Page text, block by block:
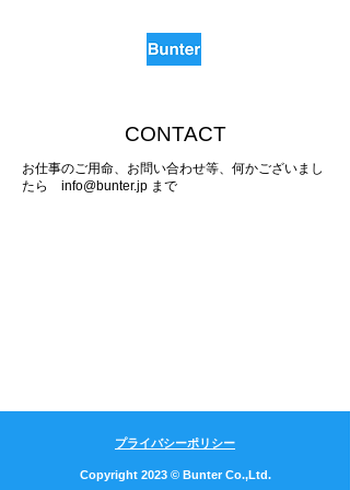
​CONTACT
お仕事のご用命、お問い合わせ等、何かございまし
たら info@bunter.jp まで
プライバシーポリシー
Copyright 2023 © Bunter Co.,Ltd.